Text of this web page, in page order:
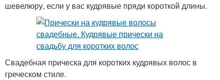
шевелюру, если у вас кудрявые пряди короткой длины.
Свадебная прическа для коротких кудрявых волос в
греческом стиле.